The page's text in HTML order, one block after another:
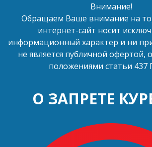
Внимание!
Обращаем Ваше внимание на
интернет-сайт носит
информационный характер и ни
не является публичной офертой,
положениями статьи 437
О ЗАПРЕТЕ